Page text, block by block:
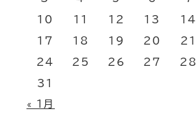
10 11 12 13 14
17 18 19 20 21
24 25 26 27 28
31
« 1月